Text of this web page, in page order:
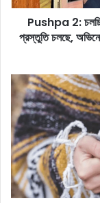
চ
পু
২
দ্য
রু
ল
'
এ
র
Pushpa 2:
প্রস্তুতি চলছে,
E
x
i
r
T
e
a